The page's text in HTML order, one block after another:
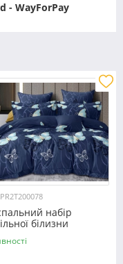
- WayForPay
набір
білизни
із полікотону
Черешенька™